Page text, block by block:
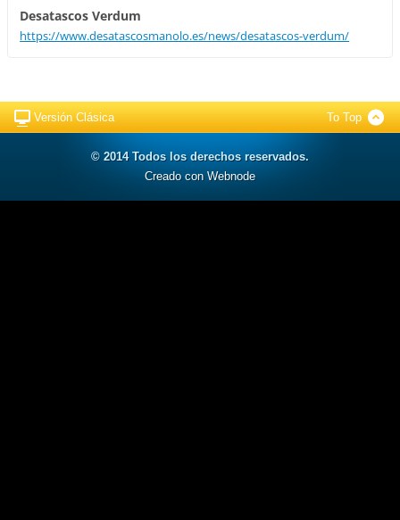
Desatascos Verdum
https://www.desatascosmanolo.es/news/desatascos-verdum/
Versión Clásica To Top
© 2014 Todos los derechos reservados.
Creado con Webnode